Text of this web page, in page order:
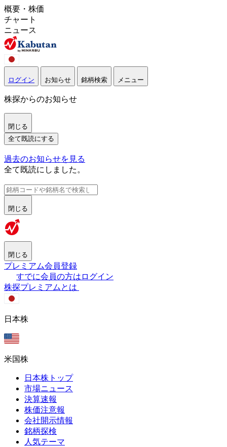
概要・株価
チャート
ニュース
ログイン お知らせ 銘柄検索 メニュー
株探からのお知らせ
閉じる
全て既読にする
過去のお知らせを見る
全て既読にしました。
閉じる
閉じる
プレミアム会員登録
すでに会員の方はログイン
株探プレミアムとは
日本株
米国株
日本株トップ
市場ニュース
決算速報
株価注意報
会社開示情報
銘柄探検
人気テーマ